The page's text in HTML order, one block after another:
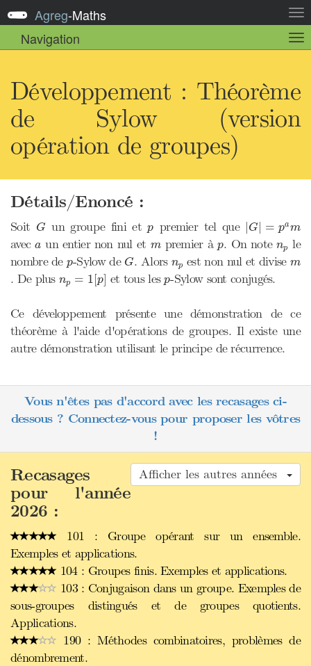
la
Agreg-Maths
Navigation
la
Développement : Théorème
de Sylow (version
opération de groupes)
Détails/Enoncé :
Soit G
Gun groupe fini etp
p premier tel que G = pam
| G| am
aveca
a un entier non nul et m
mpremier àp
p. On notenp
n
le
nombre dep
p-Sylow de G
G. Alors np
n est non nul et divisem
m
. De plus np = 1[p]
1[ p et tous lesp
p-Sylow sont conjugés.
Ce développement présente une démonstration de ce
théorème à l'aide d'opérations de groupes. Il existe une
autre démonstration utilisant le principe de récurrence.
Vous n'êtes pas d'accord avec les recasages ci-
dessous ? Connectez-vous pour proposer les vôtres
!
Afficher les autres années
Recasages
pour l'année
2026 :
101 : Groupe opérant sur un ensemble.
Exemples et applications.
104 : Groupes finis. Exemples et applications.
103 : Conjugaison dans un groupe. Exemples de
sous-groupes distingués et de groupes quotients.
Applications.
190 : Méthodes combinatoires, problèmes de
dénombrement.